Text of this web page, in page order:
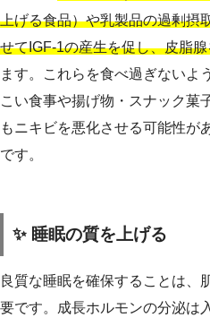
上げる食品）や乳製品の過剰摂
せてIGF-1の産生を促し、皮脂
ます。これらを食べ過ぎないよ
こい食事や揚げ物・スナック菓
もニキビを悪化させる可能性が
です。
✨ 睡眠の質を上げる
良質な睡眠を確保することは、
要です。成長ホルモンの分泌は